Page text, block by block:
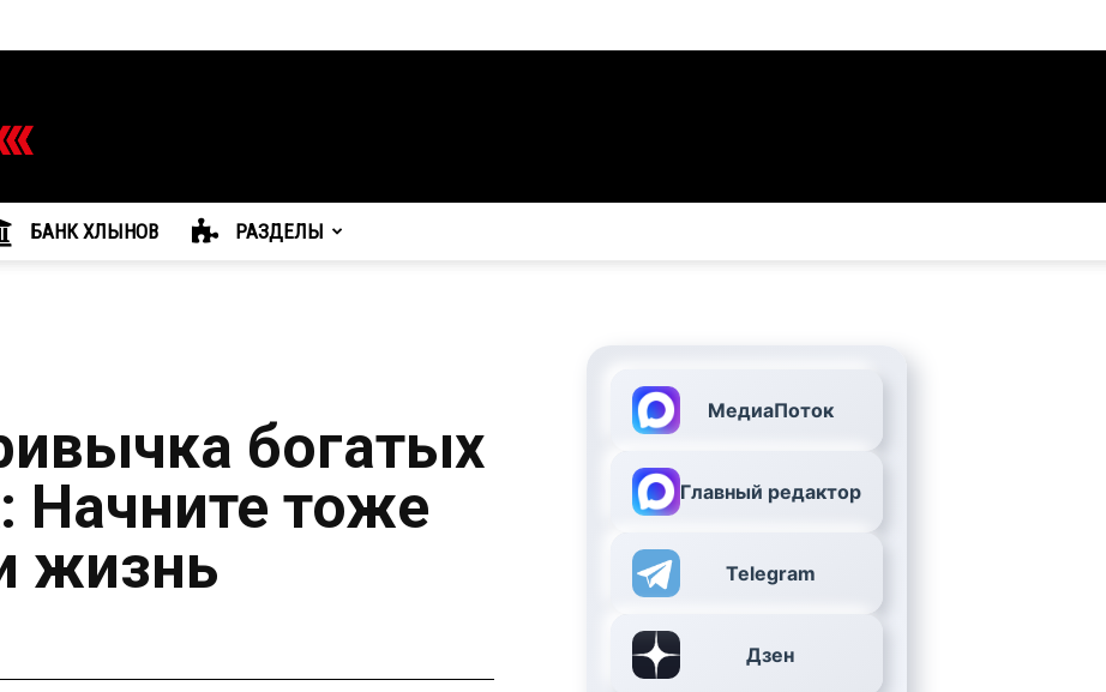
БАНК ХЛЫНОВ РАЗДЕЛЫ
богатых
Начните тоже
жизнь
МедиаПоток
Главный редактор
Telegram
Дзен